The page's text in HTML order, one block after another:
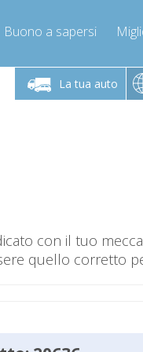
Buono a sapersi
La tua auto
Chiamaci! Lunedì-
con il tuo
quello corretto